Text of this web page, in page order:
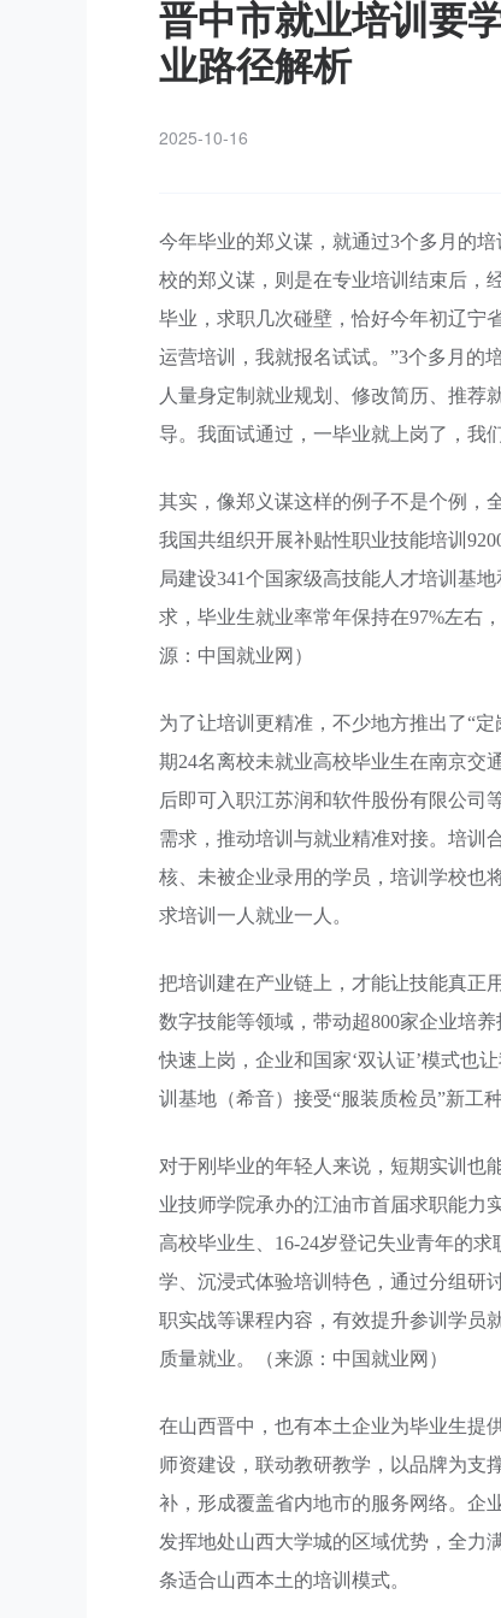
晋中市就业培训要
业路径解析
2025-10-16
今年毕业的郑义谋，就通过3个多月的
校的郑义谋，则是在专业培训结束后，
毕业，求职几次碰壁，恰好今年初辽宁
运营培训，我就报名试试。”3个多月的
人量身定制就业规划、修改简历、推荐
导。我面试通过，一毕业就上岗了，我
其实，像郑义谋这样的例子不是个例，
我国共组织开展补贴性职业技能培训
局建设341个国家级高技能人才培训基
求，毕业生就业率常年保持在97%左右
源：中国就业网）
为了让培训更精准，不少地方推出了“
期24名离校未就业高校毕业生在南京交
后即可入职江苏润和软件股份有限公司
需求，推动培训与就业精准对接。培训
核、未被企业录用的学员，培训学校也
求培训一人就业一人。
把培训建在产业链上，才能让技能真正
数字技能等领域，带动超800家企业培
快速上岗，企业和国家‘双认证’模式也
训基地（希音）接受“服装质检员”新工
对于刚毕业的年轻人来说，短期实训也
业技师学院承办的江油市首届求职能力
高校毕业生、16-24岁登记失业青年的
学、沉浸式体验培训特色，通过分组研
职实战等课程内容，有效提升参训学员
质量就业。（来源：中国就业网）
在山西晋中，也有本土企业为毕业生提
师资建设，联动教研教学，以品牌为支
补，形成覆盖省内地市的服务网络。企
发挥地处山西大学城的区域优势，全力
条适合山西本土的培训模式。